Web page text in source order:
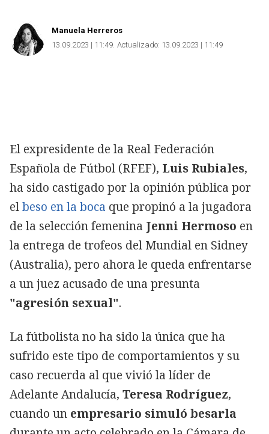
Manuela Herreros
13.09.2023 | 11:49 Actualizado: 13.09.2023 | 11:49
El expresidente de la Real Federación
Española de Fútbol (RFEF), Luis Rubiales,
ha sido castigado por la opinión pública por
elbeso en la boca que propinó a la jugadora
de la selección femenina Jenni Hermoso en
la entrega de trofeos del Mundial en Sidney
(Australia), pero ahora le queda enfrentarse
a un juez acusado de una presunta
"agresión sexual".
La fútbolista no ha sido la única que ha
sufrido este tipo de comportamientos y su
caso recuerda al que vivió la líder de
Adelante Andalucía, Teresa Rodríguez,
cuando un empresario simuló besarla